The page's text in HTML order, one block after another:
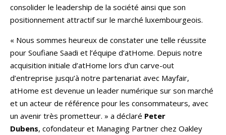
consolider le leadership de la société ainsi que son
positionnement attractif sur le marché luxembourgeois.
« Nous sommes heureux de constater une telle réussite
pour Soufiane Saadi et l’équipe d’atHome. Depuis notre
acquisition initiale d’atHome lors d’un carve-out
d’entreprise jusqu’à notre partenariat avec Mayfair,
atHome est devenue un leader numérique sur son marché
et un acteur de référence pour les consommateurs, avec
un avenir très prometteur. » a déclaré Peter
Dubens, cofondateur et Managing Partner chez Oakley